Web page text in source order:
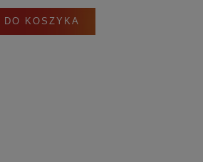
DO KOSZYKA